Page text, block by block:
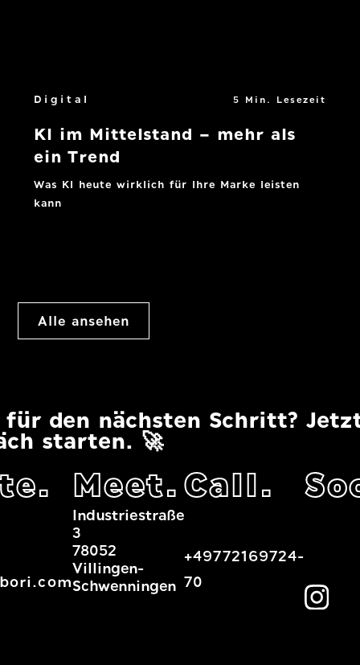
Digital 5 Min. Lesezeit
KI im Mittelstand – mehr als
ein Trend
Was KI heute wirklich für Ihre Marke leisten
kann
Alle ansehen
den nächsten Schritt?
starten. 🚀
Meet.
Industriestraße
3
78052
Villingen-
Schwenningen
Call.
+49772169724-
70